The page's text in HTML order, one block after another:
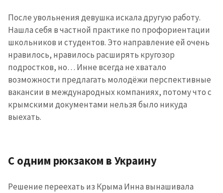
После увольнения девушка искала другую работу.
Нашла себя в частной практике по профориентации
школьников и студентов. Это направление ей очень
нравилось, нравилось расширять кругозор
подростков, но… Инне всегда не хватало
возможности предлагать молодёжи перспективные
вакансии в международных компаниях, потому что с
крымскими документами нельзя было никуда
выехать.
С одним рюкзаком в Украину
Решение переехать из Крыма Инна вынашивала